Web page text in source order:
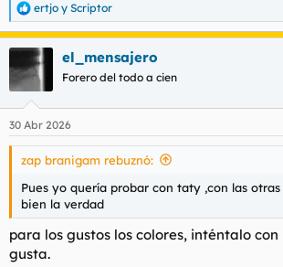
R
e
a
c
i
e
s
ertjo y Scriptor
el_mensajero
Forero del todo a cien
30 Abr 2026
zap branigam rebuznó:
Pues yo quería probar con taty ,con las
bien la verdad
para los gustos los colores, inténtalo
gusta.